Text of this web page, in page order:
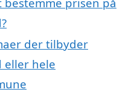
der tilbyder
eller hele